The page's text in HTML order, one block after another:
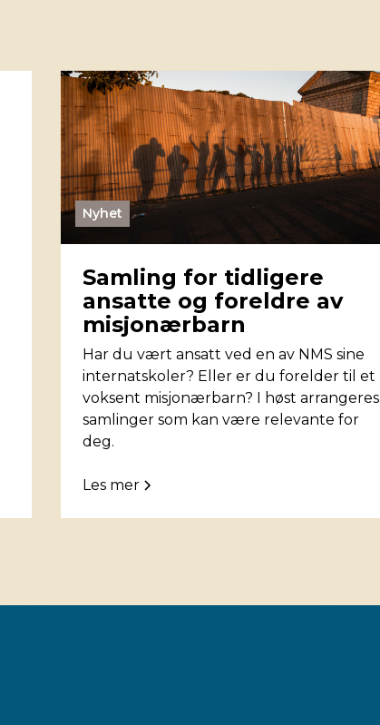
Nyhet
Samling for tidligere
ansatte og foreldre av
misjonærbarn
Har du vært ansatt ved en av NMS sine
internatskoler? Eller er du forelder til et
voksent misjonærbarn? I høst arrangeres
samlinger som kan være relevante for
deg.
Les mer